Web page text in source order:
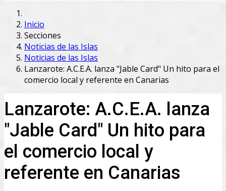
Inicio
Secciones
Noticias de las Islas
Noticias de las Islas
Lanzarote: A.C.E.A. lanza "Jable Card" Un hito para el
comercio local y referente en Canarias
Lanzarote: A.C.E.A. lanza
"Jable Card" Un hito para
el comercio local y
referente en Canarias